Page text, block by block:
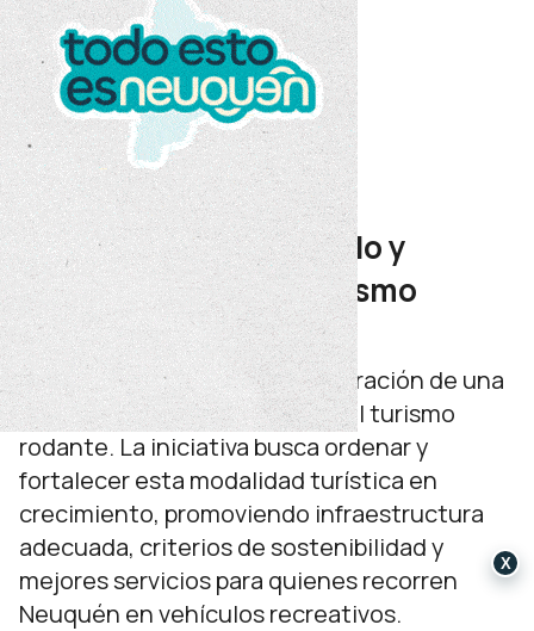
Turismo
Trabajo territorial
Avances en el desarrollo y
ordenamiento del Turismo
Rodantero
La Provincia avanza en la elaboración de una
reglamentación integral para el turismo
rodante. La iniciativa busca ordenar y
fortalecer esta modalidad turística en
crecimiento, promoviendo infraestructura
adecuada, criterios de sostenibilidad y
mejores servicios para quienes recorren
Neuquén en vehículos recreativos.
X